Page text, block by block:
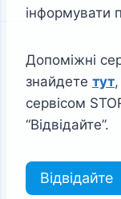
інформувати
Допоміжні
знайдете тут
сервісом
“Відвідайте”.
Відвідайте